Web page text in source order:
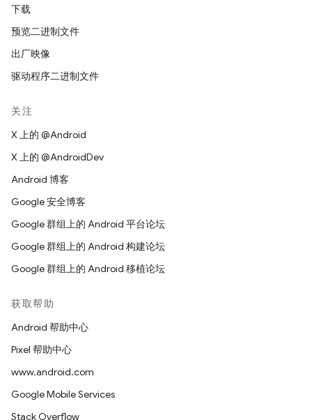
下载
预览二进制文件
出厂映像
驱动程序二进制文件
关注
X 上的 @Android
X 上的 @AndroidDev
Android 博客
Google 安全博客
Google 群组上的 Android 平台论坛
Google 群组上的 Android 构建论坛
Google 群组上的 Android 移植论坛
获取帮助
Android 帮助中心
Pixel 帮助中心
www.android.com
Google Mobile Services
Stack Overflow